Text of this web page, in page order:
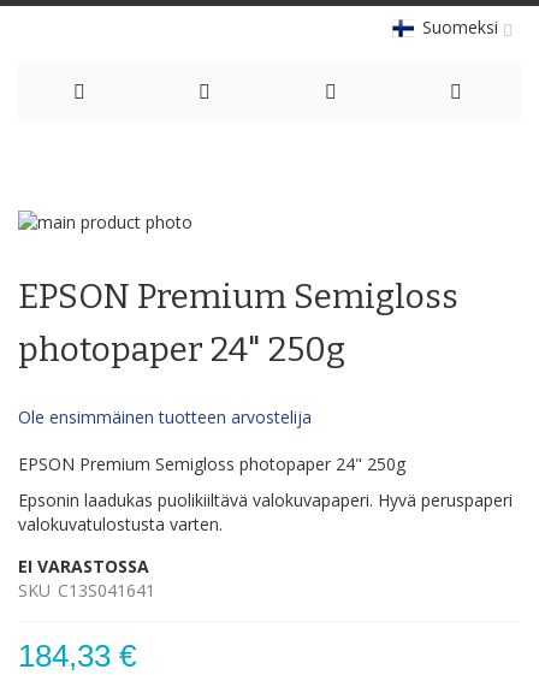
Suomeksi
Content
Skip
end
the
images
the
of
the
gallery
EPSON Premium Semigloss
photopaper 24" 250g
Ole ensimmäinen tuotteen arvostelija
EPSON Premium Semigloss photopaper 24" 250g
Epsonin laadukas puolikiiltävä valokuvapaperi. Hyvä peruspaperi
valokuvatulostusta varten.
EI VARASTOSSA
SKU C13S041641
184,33 €